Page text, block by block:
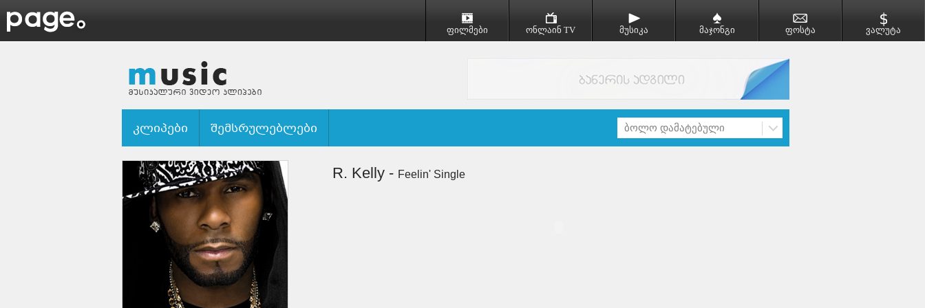
ფილმები ონლაინ TV მუსიკა მაჯონგი ფოსტა ვალუტა
კლიპები შემსრულებლები ბოლო დამატებული
R. Kelly - Feelin' Single